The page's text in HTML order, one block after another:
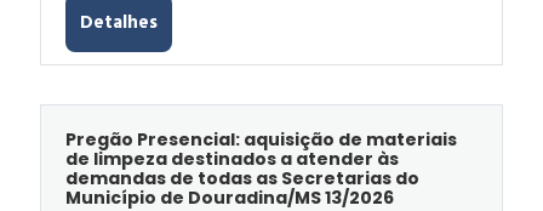
Detalhes
Pregão Presencial: aquisição de materiais
de limpeza destinados a atender às
demandas de todas as Secretarias do
Município de Douradina/MS 13/2026